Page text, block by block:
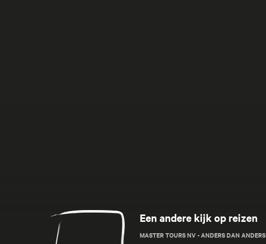
Anders
dan
Anders
Een andere kijk op reizen
MASTER TOURS NV - ANDERS DAN ANDERS